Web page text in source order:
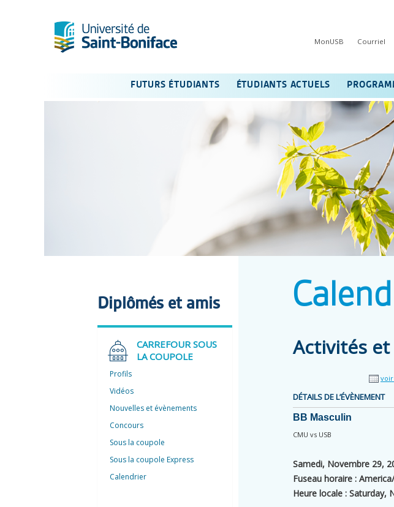
MonUSB Courriel
FUTURS ÉTUDIANTS ÉTUDIANTS ACTUELS
Activités
DÉTAILS DE L’ÉVÈNEMENT
BB Masculin
CMU vs USB
Samedi, Novembre 29,
Fuseau horaire :
Heure locale : Saturday,
Diplômés et amis
CARREFOUR SOUS
LA COUPOLE
Profils
Vidéos
Nouvelles et évènements
Concours
Sous la coupole
Sous la coupole Express
Calendrier